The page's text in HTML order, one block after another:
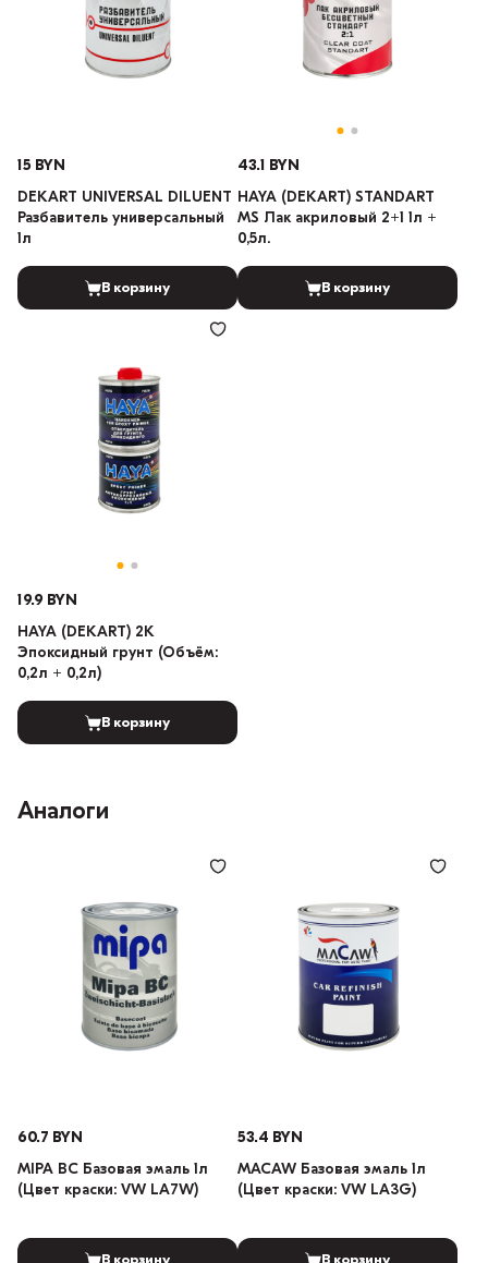
15 BYN
DEKART UNIVERSAL DILUENT
Разбавитель универсальный
1л
В корзину
43.1 BYN
HAYA (DEKART) STANDART
MS Лак акриловый 2+1 1л +
0,5л.
В корзину
19.9 BYN
HAYA (DEKART) 2K
Эпоксидный грунт (Объём:
0,2л + 0,2л)
В корзину
Аналоги
60.7 BYN
MIPA BC Базовая эмаль 1л
(Цвет краски: VW LA7W)
В корзину
53.4 BYN
MACAW Базовая эмаль 1л
(Цвет краски: VW LA3G)
В корзину